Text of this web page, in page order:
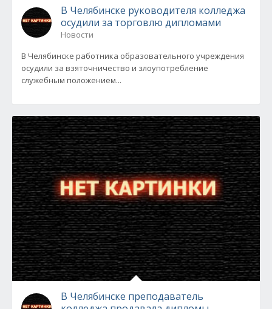
В Челябинске руководителя колледжа
осудили за торговлю дипломами
Новости
В Челябинске работника образовательного учреждения
осудили за взяточничество и злоупотребление
служебным положением...
В Челябинске преподаватель